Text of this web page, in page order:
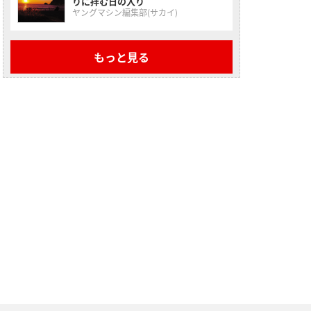
ヤングマシン編集部(サカイ)
もっと見る